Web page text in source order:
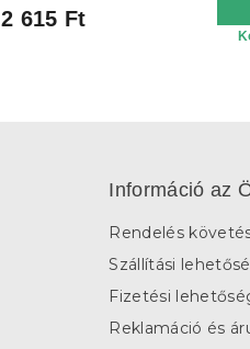
2 615 Ft
Információ az
Rendelés
Szállítási
Fizetési
Reklamáció és